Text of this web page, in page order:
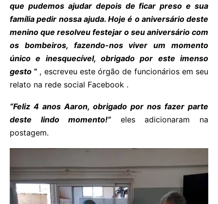
que pudemos ajudar depois de ficar preso e sua
família pedir nossa ajuda. Hoje é o aniversário deste
menino que resolveu festejar o seu aniversário com
os bombeiros, fazendo-nos viver um momento
único e inesquecível, obrigado por este imenso
gesto ” , escreveu este órgão de funcionários em seu
relato na rede social Facebook .
“Feliz 4 anos Aaron, obrigado por nos fazer parte
deste lindo momento!”
eles adicionaram na
postagem.